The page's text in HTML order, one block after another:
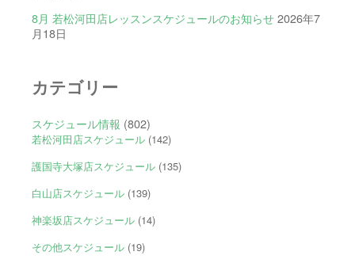
8月 若松河田店レッスンスケジュールのお知らせ 2026年7
月18日
カテゴリー
スケジュール情報 (802)
若松河田店スケジュール(142)
護国寺大塚店スケジュール(135)
白山店スケジュール(139)
神楽坂店スケジュール(14)
その他スケジュール(19)